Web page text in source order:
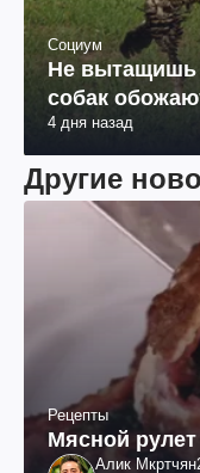
Социум
Не вытащишь
собак
4 дня назад
Другие
Рецепты
Мясной
Алик Мкртчян